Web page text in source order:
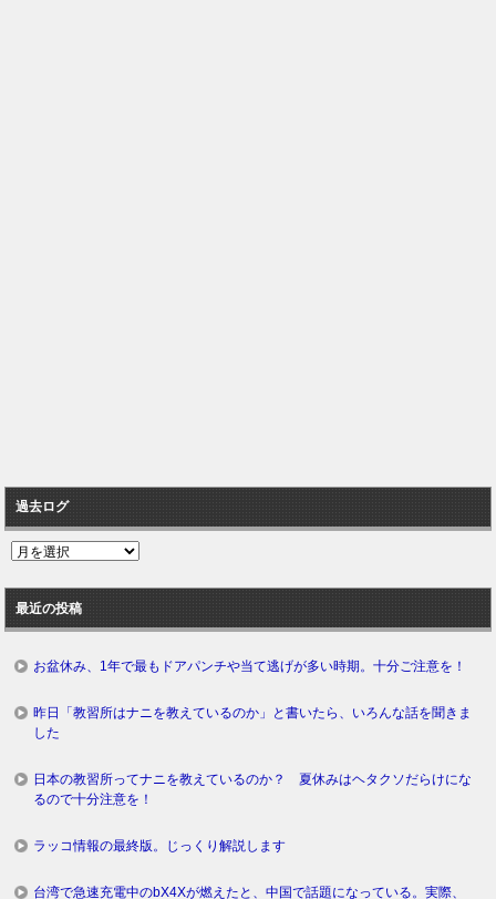
過去ログ
過
ロ
グ
最近の投稿
お盆休み、1年で最もドアパンチや当て逃げが多い時期。十分ご注意を！
昨日「教習所はナニを教えているのか」と書いたら、いろんな話を聞きま
した
日本の教習所ってナニを教えているのか？ 夏休みはヘタクソだらけにな
るので十分注意を！
ラッコ情報の最終版。じっくり解説します
台湾で急速充電中のbX4Xが燃えたと、中国で話題になっている。実際、